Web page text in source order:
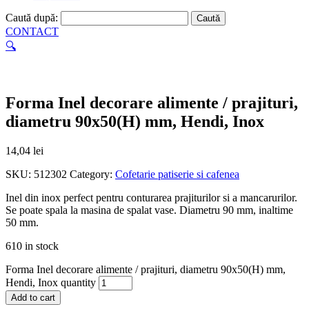
Caută după:
CONTACT
🔍
Forma Inel decorare alimente / prajituri,
diametru 90x50(H) mm, Hendi, Inox
14,04 lei
SKU: 512302 Category: Cofetarie patiserie si cafenea
Inel din inox perfect pentru conturarea prajiturilor si a mancarurilor.
Se poate spala la masina de spalat vase. Diametru 90 mm, inaltime
50 mm.
610 in stock
Forma Inel decorare alimente / prajituri, diametru 90x50(H) mm,
Hendi, Inox quantity
Add to cart